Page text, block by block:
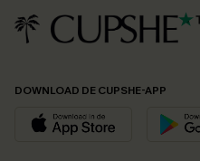
DOWNLOAD DE CUPSHE-APP